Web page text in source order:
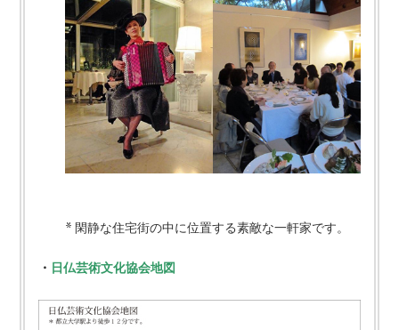
* 閑静な住宅街の中に位置する素敵な一軒家です。
・ 日仏芸術文化協会地図